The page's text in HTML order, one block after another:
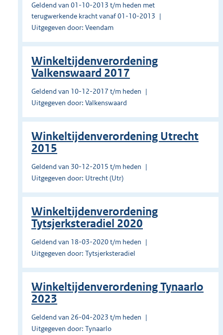
Geldend van 01-10-2013 t/m heden met
terugwerkende kracht vanaf 01-10-2013
Uitgegeven door: Veendam
Winkeltijdenverordening
Valkenswaard 2017
Geldend van 10-12-2017 t/m heden
Uitgegeven door: Valkenswaard
Winkeltijdenverordening Utrecht
2015
Geldend van 30-12-2015 t/m heden
Uitgegeven door: Utrecht (Utr)
Winkeltijdenverordening
Tytsjerksteradiel 2020
Geldend van 18-03-2020 t/m heden
Uitgegeven door: Tytsjerksteradiel
Winkeltijdenverordening Tynaarlo
2023
Geldend van 26-04-2023 t/m heden
Uitgegeven door: Tynaarlo